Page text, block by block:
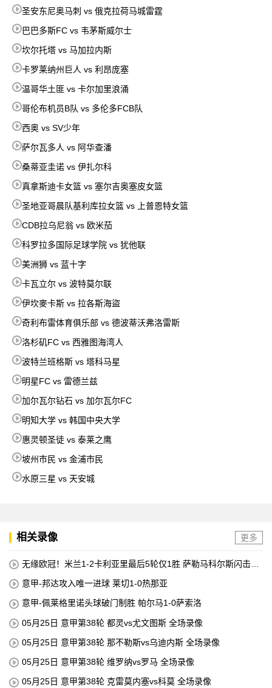
圣安东尼奥马刺 vs 俄克拉荷马城雷霆
巴巴多斯FC vs 韦茅斯威尔士
坎尔托塔 vs 马加拉内斯
卡罗莱纳州巨人 vs 利昂庞塞
温哥华土匪 vs 卡尔加里浪涌
哥伦布机员B队 vs 多伦多FCB队
西奥 vs SV少年
萨尔瓦多人 vs 阿华查潘
桑蒂亚圭诺 vs 伊扎尔科
真拿斯迪卡女篮 vs 塞尔吉奥塞皮女篮
圣地亚哥晨队基利库拉女篮 vs 上普恩特女篮
CDB拉乌尼翁 vs 欧米茄
科罗拉多国际足球学院 vs 犹他联
美洲狮 vs 蓝十字
卡瓦立尔 vs 波特莫尔联
伊坎麥卡斯 vs 拉各斯海盜
奇利布雷体育俱乐部 vs 德波蒂沃弗洛雷斯
洛杉矶FC vs 西雅图海湾人
波特兰班格斯 vs 塔科马星
明星FC vs 雷德兰兹
加尔瓦尔钻石 vs 加尔瓦尔FC
明知大学 vs 韩国中央大学
惠灵顿圣徒 vs 泰莱之鹰
坡州市民 vs 金浦市民
水原三星 vs 天安城
相关录像 更多
无缘欧冠！米兰1-2卡利亚里最后5轮仅1胜 萨勒马科尔斯闪击难
意甲-邦达攻入唯一进球 莱切1-0热那亚
意甲-佩莱格里诺头球破门制胜 帕尔马1-0萨索洛
05月25日 意甲第38轮 都灵vs尤文图斯 全场录像
05月25日 意甲第38轮 那不勒斯vs乌迪内斯 全场录像
05月25日 意甲第38轮 维罗纳vs罗马 全场录像
05月25日 意甲第38轮 克雷莫内塞vs科莫 全场录像